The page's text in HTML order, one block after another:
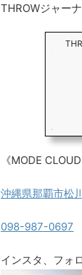
THROWジャー
《MODE
沖縄県那覇市松
098-987-0697
インスタ、フォ